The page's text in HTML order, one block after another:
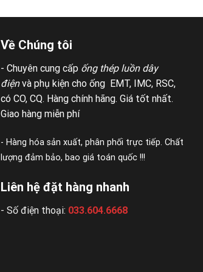
Về Chúng tôi
- Chuyên cung cấp ống thép luồn dây
điệnvà phụ kiện cho ống EMT, IMC, RSC,
có CO, CQ. Hàng chính hãng. Giá tốt nhất.
Giao hàng miễn phí
- Hàng hóa sản xuất, phân phối trực tiếp. Chất
lượng đảm bảo, bao giá toán quốc !!!
Liên hệ đặt hàng nhanh
- Số điện thoại: 033.604.6668